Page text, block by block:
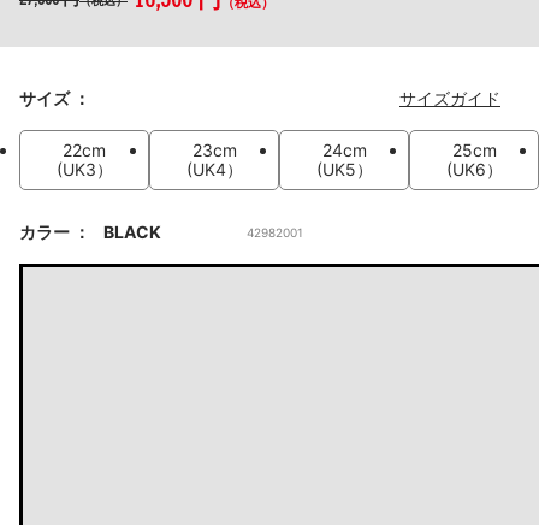
（税込）
サイズ サイズガイド
22cm
(UK3）
23cm
(UK4）
24cm
(UK5）
25cm
(UK6）
カラー BLACK 42982001